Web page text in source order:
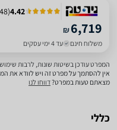
4.42
(
₪6,719
משלוח חינם עד 4 ימי עסקים
המפרט עודכן בשיטות שונות, לרבות
אין להסתמך על מפרט זה ויש לוודא את
מצאתם טעות במפרט?דווחו לנו
כללי